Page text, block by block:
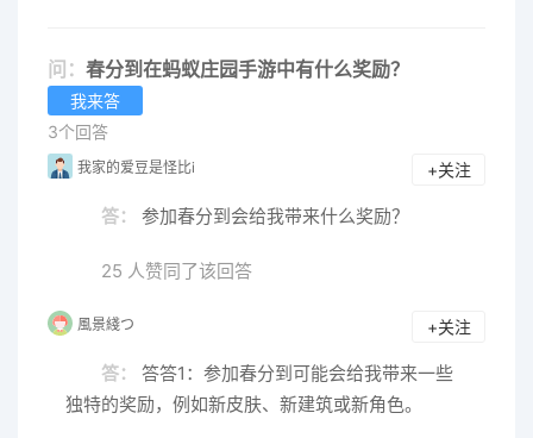
问： 春分到在蚂蚁庄园手游中有什么奖励？
我来答
3个回答
我家的爱豆是怪比i +关注
答： 参加春分到会给我带来什么奖励？
25 人赞同了该回答
風景綫つ +关注
答：
答答1：参加春分到可能会给我带来一些
独特的奖励，例如新皮肤、新建筑或新角色。